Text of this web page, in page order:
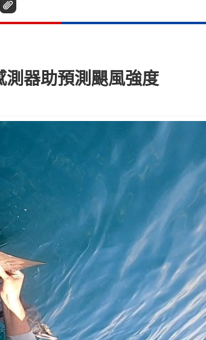
器助預測颶風強度